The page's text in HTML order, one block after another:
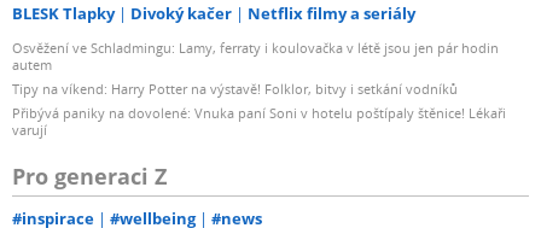
BLESK Tlapky Divoký kačer Netflix filmy a seriály
Osvěžení ve Schladmingu: Lamy, ferraty i koulovačka v létě jsou jen pár hodin
autem
Tipy na víkend: Harry Potter na výstavě! Folklor, bitvy i setkání vodníků
Přibývá paniky na dovolené: Vnuka paní Soni v hotelu poštípaly štěnice! Lékaři
varují
Pro generaci Z
#inspirace #wellbeing #news